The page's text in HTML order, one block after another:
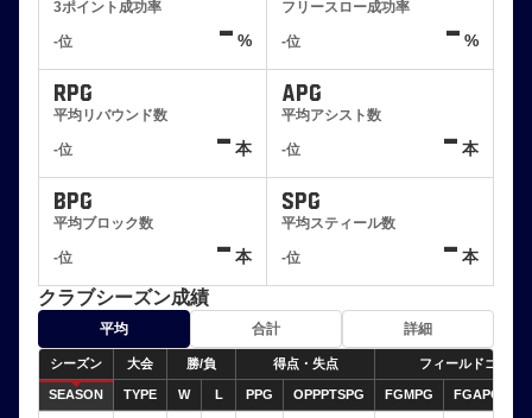
3ポイント成功率
-位 - %
フリースロー成功率
-位 - %
RPG
平均リバウンド数
-位 - 本
APG
平均アシスト数
-位 - 本
BPG
平均ブロック数
-位 - 本
SPG
平均スティール数
-位 - 本
クラブシーズン成績
平均 合計 詳細
シーズン 大会 勝/負 得点・失点 フィールドゴール
SEASON TYPE W L PPG OPPPTSPG FGMPG FGAPG